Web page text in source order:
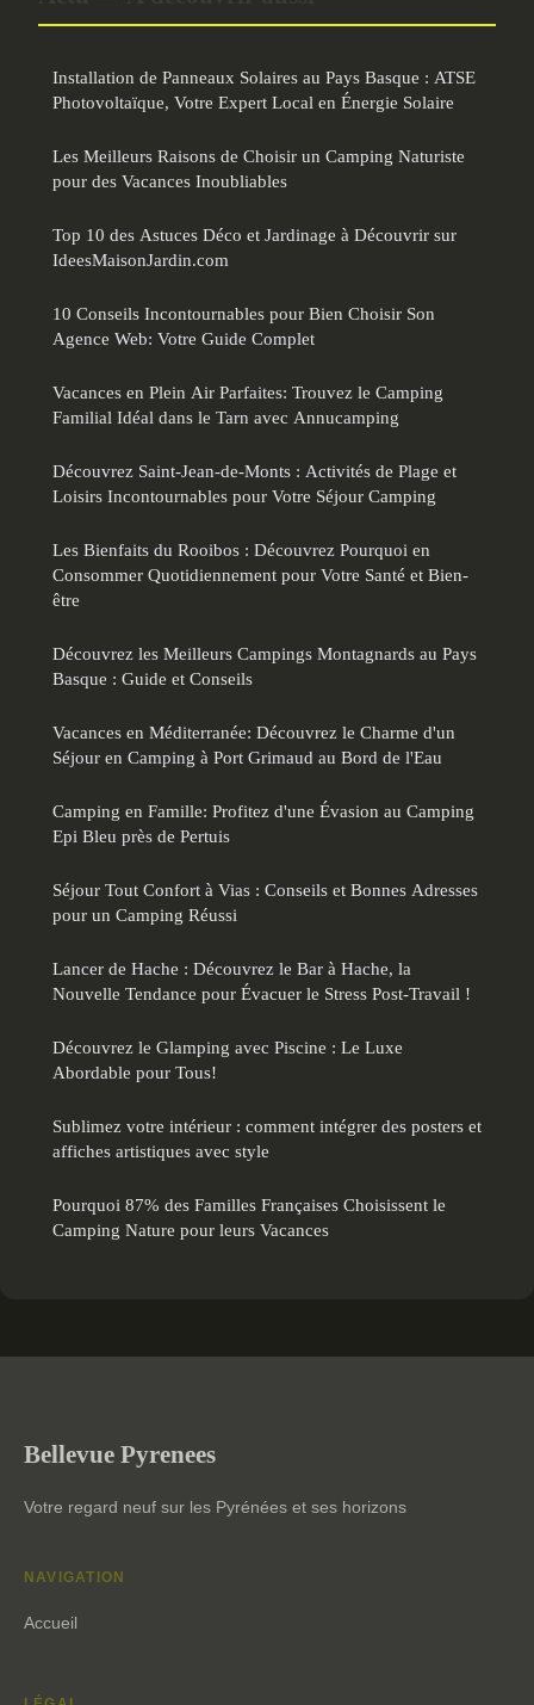
Installation de Panneaux Solaires au Pays Basque : ATSE
Photovoltaïque, Votre Expert Local en Énergie Solaire
Les Meilleurs Raisons de Choisir un Camping Naturiste
pour des Vacances Inoubliables
Top 10 des Astuces Déco et Jardinage à Découvrir sur
IdeesMaisonJardin.com
10 Conseils Incontournables pour Bien Choisir Son
Agence Web: Votre Guide Complet
Vacances en Plein Air Parfaites: Trouvez le Camping
Familial Idéal dans le Tarn avec Annucamping
Découvrez Saint-Jean-de-Monts : Activités de Plage et
Loisirs Incontournables pour Votre Séjour Camping
Les Bienfaits du Rooibos : Découvrez Pourquoi en
Consommer Quotidiennement pour Votre Santé et Bien-
être
Découvrez les Meilleurs Campings Montagnards au Pays
Basque : Guide et Conseils
Vacances en Méditerranée: Découvrez le Charme d'un
Séjour en Camping à Port Grimaud au Bord de l'Eau
Camping en Famille: Profitez d'une Évasion au Camping
Epi Bleu près de Pertuis
Séjour Tout Confort à Vias : Conseils et Bonnes Adresses
pour un Camping Réussi
Lancer de Hache : Découvrez le Bar à Hache, la
Nouvelle Tendance pour Évacuer le Stress Post-Travail !
Découvrez le Glamping avec Piscine : Le Luxe
Abordable pour Tous!
Sublimez votre intérieur : comment intégrer des posters et
affiches artistiques avec style
Pourquoi 87% des Familles Françaises Choisissent le
Camping Nature pour leurs Vacances
Bellevue Pyrenees
Votre regard neuf sur les Pyrénées et ses horizons
NAVIGATION
Accueil